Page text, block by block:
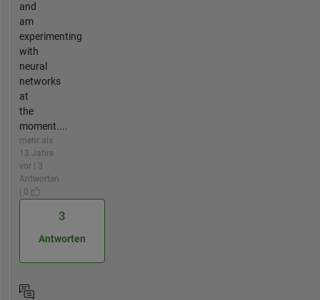
and
am
experimenting
with
neural
networks
at
the
moment....
mehr als
13 Jahre
vor | 3
Antworten
| 0
3
Antworten